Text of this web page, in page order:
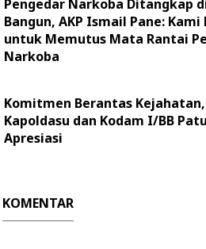
Pengedar Narkoba Ditangkap
Bangun, AKP Ismail Pane: Kami
untuk Memutus Mata Rantai
Narkoba
Komitmen Berantas Kejahatan,
Kapoldasu dan Kodam I/BB
Apresiasi
KOMENTAR